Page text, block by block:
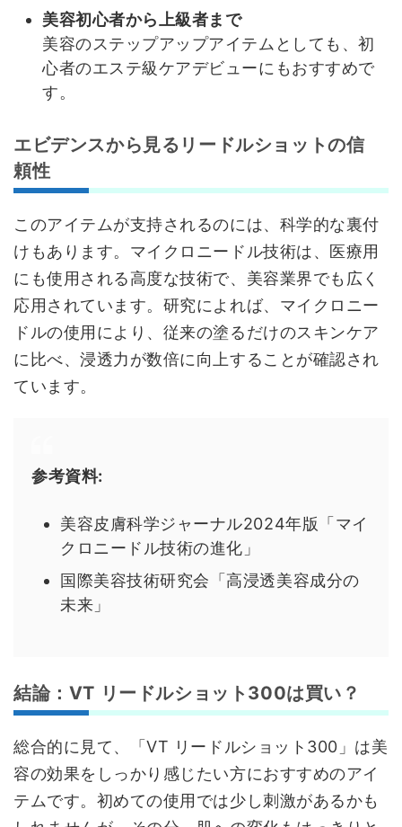
美容初心者から上級者まで
美容のステップアップアイテムとしても、初
心者のエステ級ケアデビューにもおすすめで
す。
エビデンスから見るリードルショットの信
頼性
このアイテムが支持されるのには、科学的な裏付
けもあります。マイクロニードル技術は、医療用
にも使用される高度な技術で、美容業界でも広く
応用されています。研究によれば、マイクロニー
ドルの使用により、従来の塗るだけのスキンケア
に比べ、浸透力が数倍に向上することが確認され
ています。
参考資料:
美容皮膚科学ジャーナル2024年版「マイ
クロニードル技術の進化」
国際美容技術研究会「高浸透美容成分の
未来」
結論：VT リードルショット300は買い？
総合的に見て、「VT リードルショット300」は美
容の効果をしっかり感じたい方におすすめのアイ
テムです。初めての使用では少し刺激があるかも